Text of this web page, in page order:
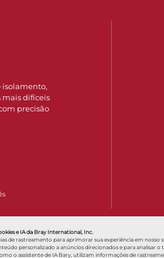
e IA da Bray International, Inc.
de rastreamento para aprimorar sua experiência em nosso
personalizado a anúncios direcionados e para analisar o
o assistente de IA Bary, utilizam informações de
isolamento,
mais difíceis
precisão
Also of Interest